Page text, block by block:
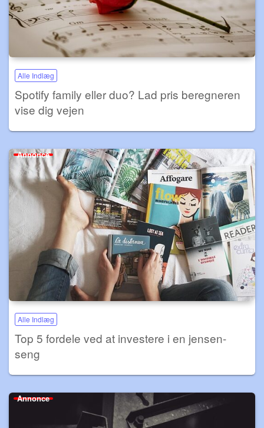
Alle Indlæg
Spotify family eller duo? Lad pris beregneren
vise dig vejen
Annonce
Alle Indlæg
Top 5 fordele ved at investere i en jensen-
seng
Annonce